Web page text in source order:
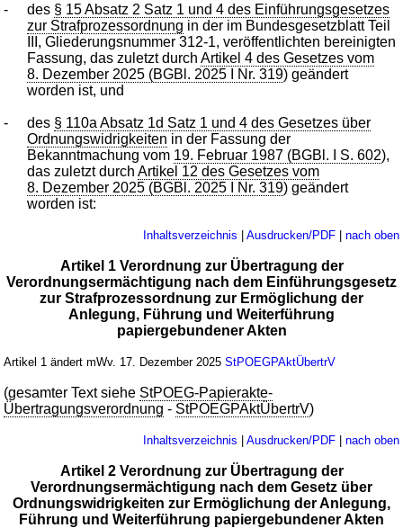
- des § 15 Absatz 2 Satz 1 und 4 des Einführungsgesetzes
zur Strafprozessordnung in der im Bundesgesetzblatt Teil
III, Gliederungsnummer 312-1, veröffentlichten bereinigten
Fassung, das zuletzt durchArtikel 4 des Gesetzes vom
8. Dezember 2025 (BGBl. 2025 I Nr. 319) geändert
worden ist, und
- des § 110a Absatz 1d Satz 1 und 4 des Gesetzes über
Ordnungswidrigkeiten in der Fassung der
Bekanntmachung vom 19. Februar 1987 (BGBl. I S. 602),
das zuletzt durchArtikel 12 des Gesetzes vom
8. Dezember 2025 (BGBl. 2025 I Nr. 319) geändert
worden ist:
Inhaltsverzeichnis | Ausdrucken/PDF| nach oben
Artikel 1 Verordnung zur Übertragung der
Verordnungsermächtigung nach dem Einführungsgesetz
zur Strafprozessordnung zur Ermöglichung der
Anlegung, Führung und Weiterführung
papiergebundener Akten
Artikel 1 ändert mWv. 17. Dezember 2025StPOEGPAktÜbertrV
(gesamter Text siehe StPOEG-Papierakte-
Übertragungsverordnung - StPOEGPAktÜbertrV)
Inhaltsverzeichnis | Ausdrucken/PDF| nach oben
Artikel 2 Verordnung zur Übertragung der
Verordnungsermächtigung nach dem Gesetz über
Ordnungswidrigkeiten zur Ermöglichung der Anlegung,
Führung und Weiterführung papiergebundener Akten